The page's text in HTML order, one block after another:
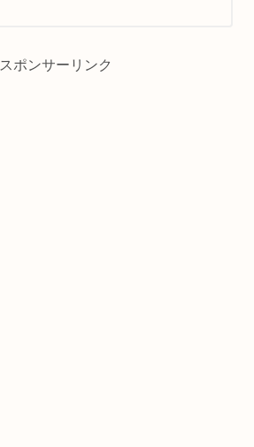
スポンサーリンク